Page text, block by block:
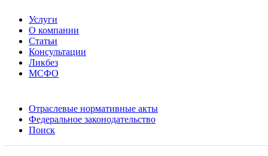
Услуги
О компании
Статьи
Консультации
Ликбез
МСФО
Отраслевые нормативные акты
Федеральное законодательство
Поиск